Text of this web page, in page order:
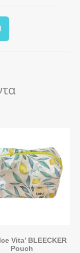
Vita’ BLEECKER
Pouch